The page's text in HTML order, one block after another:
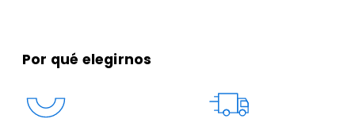
Por qué elegirnos